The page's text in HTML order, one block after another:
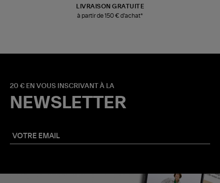
LIVRAISON GRATUITE
à partir de 150 € d'achat*
20 € EN VOUS INSCRIVANT À LA
NEWSLETTER